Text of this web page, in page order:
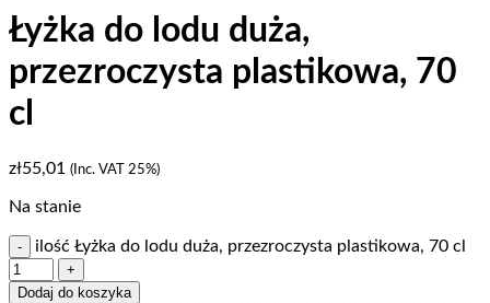
Łyżka do lodu duża,
przezroczysta plastikowa, 70
cl
zł55,01 (Inc. VAT 25%)
Na stanie
ilość Łyżka do lodu duża, przezroczysta plastikowa, 70 cl
Dodaj do koszyka